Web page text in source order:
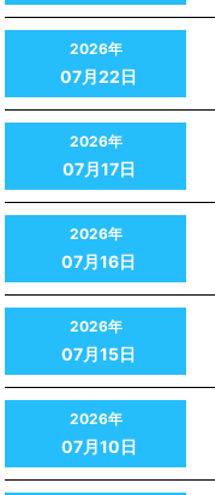
2026年
07月22日
2026年
07月17日
2026年
07月16日
2026年
07月15日
2026年
07月10日